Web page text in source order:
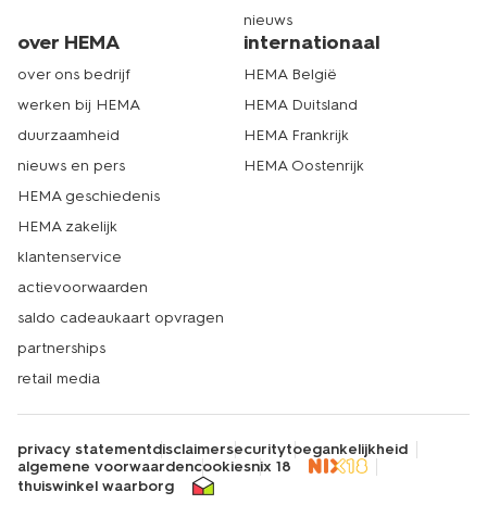
nieuws
over HEMA
over ons bedrijf
werken bij HEMA
duurzaamheid
nieuws en pers
HEMA geschiedenis
HEMA zakelijk
klantenservice
actievoorwaarden
saldo cadeaukaart opvragen
partnerships
retail media
internationaal
HEMA België
HEMA Duitsland
HEMA Frankrijk
HEMA Oostenrijk
privacy statementdisclaimersecuritytoegankelijkheid
algemene voorwaardencookiesnix 18
thuiswinkel waarborg